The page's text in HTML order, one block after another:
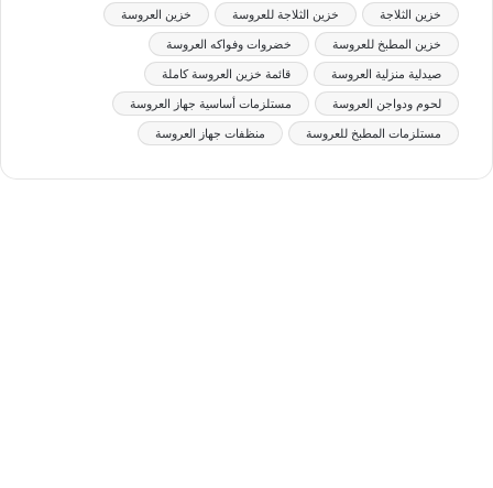
خزين الثلاجة خزين الثلاجة للعروسة خزين العروسة
خزين المطبخ للعروسة خضروات وفواكه العروسة
صيدلية منزلية العروسة قائمة خزين العروسة كاملة
لحوم ودواجن العروسة مستلزمات أساسية جهاز العروسة
مستلزمات المطبخ للعروسة منظفات جهاز العروسة